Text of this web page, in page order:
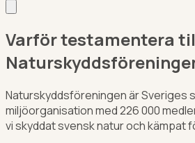
Varför testamentera
Naturskyddsföreningen är Sveriges
miljöorganisation med 226 000
vi skyddat svensk natur och kämpat